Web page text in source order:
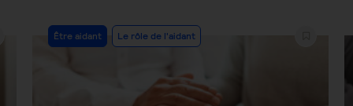
Post
Category:
Être aidant Le rôle de l'aidant